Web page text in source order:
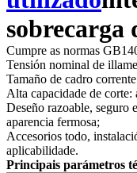
sobrecarga
Cumpre as normas
Tensión nominal de
Tamaño de cadro
Alta capacidade de corte:
Deseño razoable, seguro
aparencia fermosa;
Accesorios todo,
aplicabilidade.
Principais parámetros